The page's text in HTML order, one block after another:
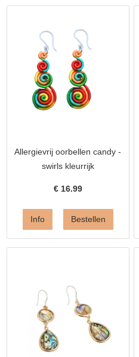
Allergievrij oorbellen candy -
swirls kleurrijk
€ 16.99